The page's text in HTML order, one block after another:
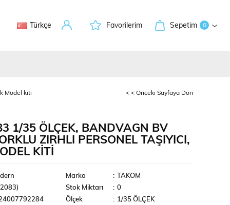
Türkçe Sepetim 0
Favorilerim
Model kiti < < Önceki Sayfaya Dön
1/35 ÖLÇEK, BANDVAGN BV
ZIRHLI PERSONEL TAŞIYICI,
KITI
Marka :
TAKOM
Stok Miktarı : 0
Ölçek : 1/35 ÖLÇEK